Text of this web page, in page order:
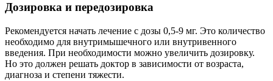
Дозировка и передозировка
Рекомендуется начать лечение с дозы 0,5-9 мг. Это количество
необходимо для внутримышечного или внутривенного
введения. При необходимости можно увеличить дозировку.
Но это должен решать доктор в зависимости от возраста,
диагноза и степени тяжести.